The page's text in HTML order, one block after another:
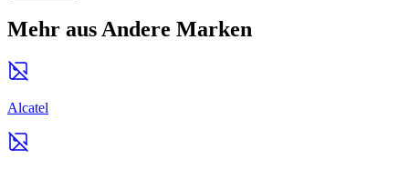
Mehr aus Andere Marken
Alcatel